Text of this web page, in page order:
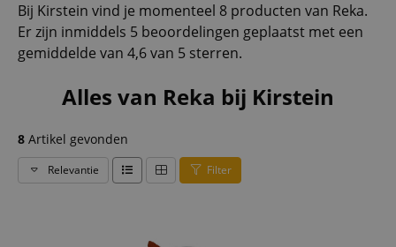
Bij Kirstein vind je momenteel 8 producten van Reka.
Er zijn inmiddels 5 beoordelingen geplaatst met een
gemiddelde van 4,6 van 5 sterren.
Alles van Reka bij Kirstein
8 Artikel gevonden
Relevantie Filter